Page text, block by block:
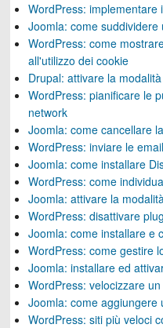
WordPress: implementare
Joomla: come
WordPress: come
all'utilizzo dei cookie
Drupal: attivare la
WordPress: pianificare le
network
Joomla: come cancellare
WordPress: inviare le
Joomla: come installare
WordPress: come
Joomla: attivare la
WordPress: disattivare
Joomla: come installare e
WordPress: come gestire
Joomla: installare ed
WordPress: velocizzare
Joomla: come aggiungere
WordPress: siti più veloci